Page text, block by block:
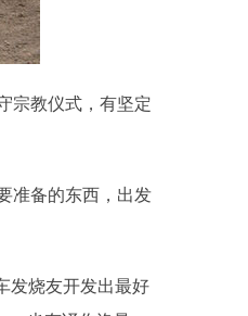
宗教仪式，有坚定
准备的东西，出发
发烧友开发出最好